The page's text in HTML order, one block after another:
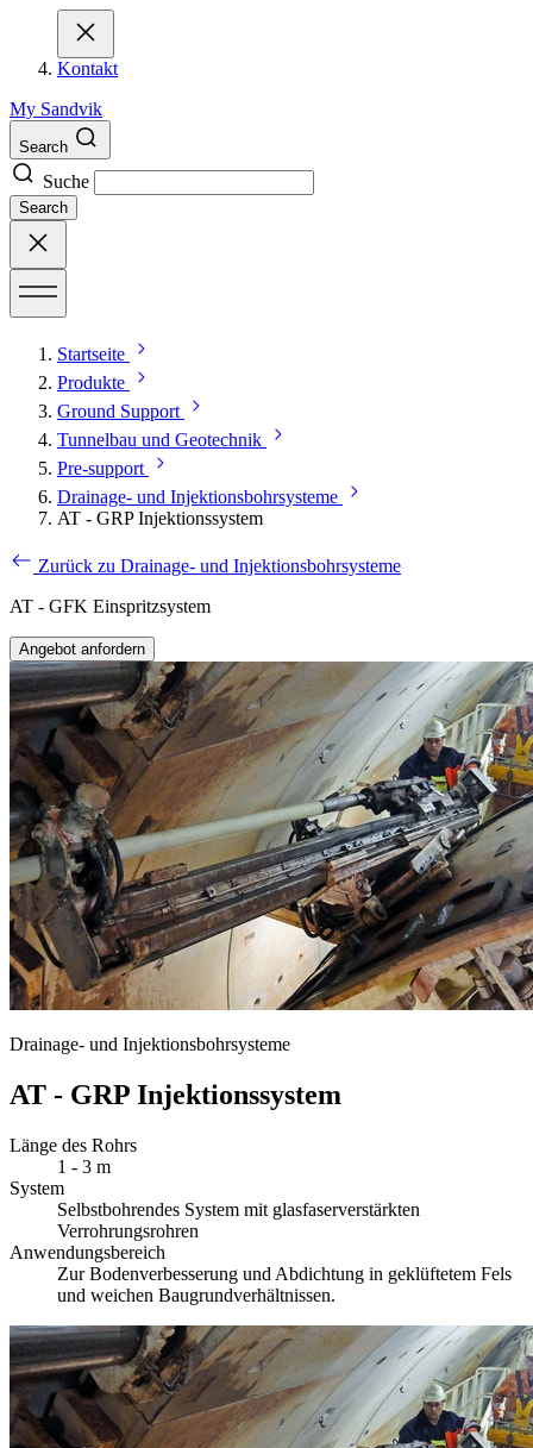
Kontakt
My Sandvik
Search
Suche
Search
Startseite
Produkte
Ground Support
Tunnelbau und Geotechnik
Pre-support
Drainage- und Injektionsbohrsysteme
AT - GRP Injektionssystem
Zurück zu Drainage- und Injektionsbohrsysteme
AT - GFK Einspritzsystem
Angebot anfordern
Drainage- und Injektionsbohrsysteme
AT - GRP Injektionssystem
Länge des Rohrs
1 - 3 m
System
Selbstbohrendes System mit glasfaserverstärkten
Verrohrungsrohren
Anwendungsbereich
Zur Bodenverbesserung und Abdichtung in geklüftetem Fels
und weichen Baugrundverhältnissen.